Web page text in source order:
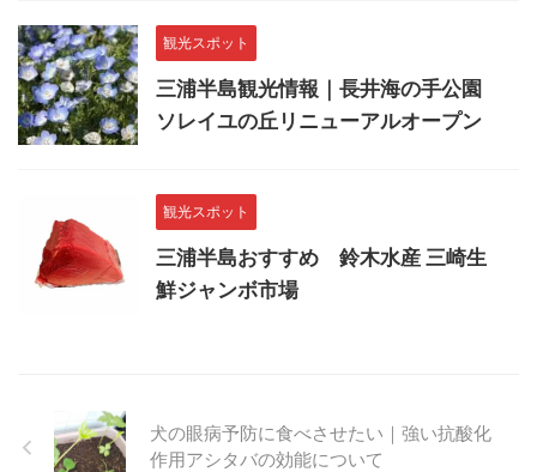
観光スポット
三浦半島観光情報｜長井海の手公園
ソレイユの丘リニューアルオープン
観光スポット
三浦半島おすすめ 鈴木水産 三崎生
鮮ジャンボ市場
犬の眼病予防に食べさせたい｜強い抗酸化
作用アシタバの効能について